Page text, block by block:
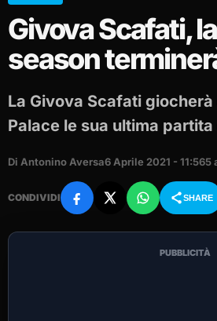
Givova Scafati,
season
La Givova Scafati
Palace le sua ultima
Di Antonino Aversa6 Aprile 2021 - 11:565
CONDIVIDI SHARE
PUBBLICITÀ